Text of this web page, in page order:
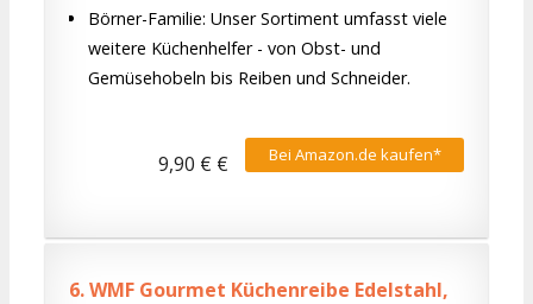
Börner-Familie: Unser Sortiment umfasst viele
weitere Küchenhelfer - von Obst- und
Gemüsehobeln bis Reiben und Schneider.
Bei Amazon.de kaufen*
9,90 € €
6.WMF Gourmet Küchenreibe Edelstahl,